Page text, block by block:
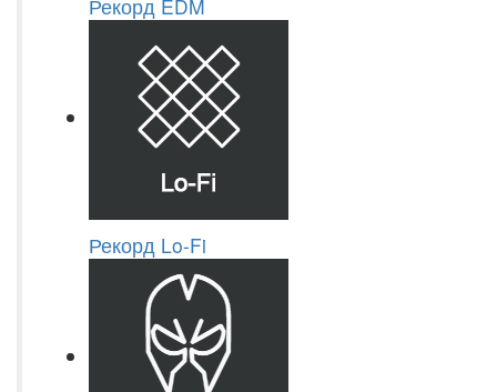
Рекорд EDM
Рекорд Lo-Fi